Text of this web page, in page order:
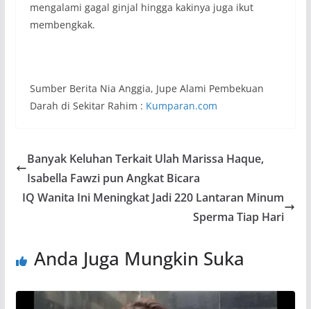
mengalami gagal ginjal hingga kakinya juga ikut
membengkak.
Sumber Berita Nia Anggia, Jupe Alami Pembekuan
Darah di Sekitar Rahim : Kumparan.com
Banyak Keluhan Terkait Ulah Marissa Haque,
Isabella Fawzi pun Angkat Bicara
IQ Wanita Ini Meningkat Jadi 220 Lantaran Minum
Sperma Tiap Hari
Anda Juga Mungkin Suka